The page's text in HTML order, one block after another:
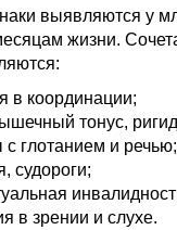
выявляются у
жизни.
в координации;
тонус,
глотанием и речью;
судороги;
в зрении и слухе.